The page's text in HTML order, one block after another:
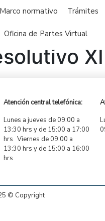
Marco normativo Trámites
Oficina de Partes Virtual
Atención central telefónica:
Lunes a jueves de 09:00 a
13:30 hrs y de 15:00 a 17:00
hrs Viernes de 09:00 a
13:30 hrs y de 15:00 a 16:00
hrs
© Copyright